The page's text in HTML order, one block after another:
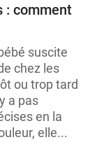
: comment
suscite
chez les
ou trop tard
a pas
en la
elle...